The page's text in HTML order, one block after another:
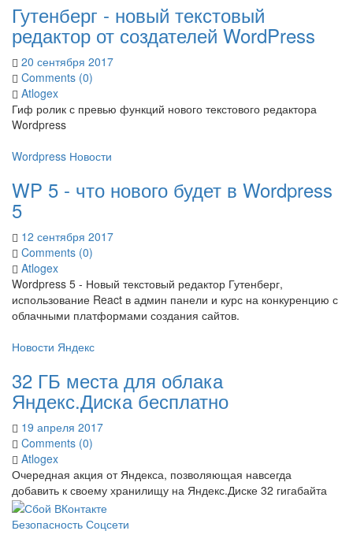
Гутенберг - новый текстовый
редактор от создателей WordPress
20 сентября 2017
Comments (0)
Atlogex
Гиф ролик с превью функций нового текстового редактора
Wordpress
Wordpress Новости
WP 5 - что нового будет в Wordpress
5
12 сентября 2017
Comments (0)
Atlogex
Wordpress 5 - Новый текстовый редактор Гутенберг,
использование React в админ панели и курс на конкуренцию с
облачными платформами создания сайтов.
Новости Яндекс
32 ГБ места для облака
Яндекс.Диска бесплатно
19 апреля 2017
Comments (0)
Atlogex
Очередная акция от Яндекса, позволяющая навсегда
добавить к своему хранилищу на Яндекс.Диске 32 гигабайта
Безопасность Соцсети